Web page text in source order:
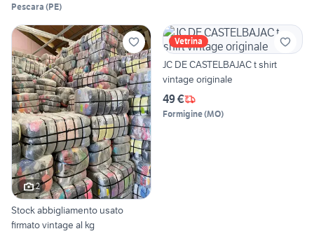
Pescara (PE)
2
Stock abbigliamento usato
firmato vintage al kg
Vetrina
JC DE CASTELBAJAC t shirt
vintage originale
49 €
Formigine(MO)